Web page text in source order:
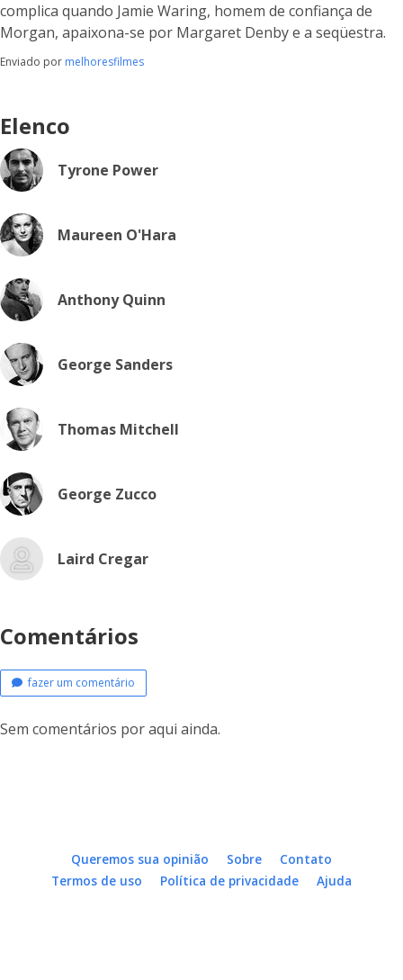
complica quando Jamie Waring, homem de confiança de
Morgan, apaixona-se por Margaret Denby e a seqüestra.
Enviado por melhoresfilmes
Elenco
Tyrone Power
Maureen O'Hara
Anthony Quinn
George Sanders
Thomas Mitchell
George Zucco
Laird Cregar
Comentários
fazer um comentário
Sem comentários por aqui ainda.
Queremos sua opinião Sobre
Contato
Termos de uso
Política de privacidade Ajuda